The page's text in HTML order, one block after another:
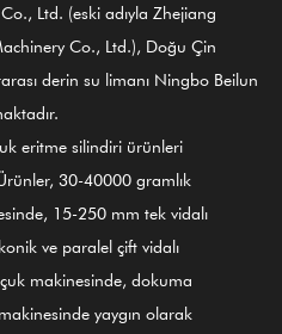
Ltd. (eski adıyla Zhejiang
Co., Ltd.), Doğu Çin
derin su limanı Ningbo Beilun
eritme silindiri ürünleri
30-40000 gramlık
15-250 mm tek vidalı
ve paralel çift vidalı
makinesinde, dokuma
yaygın olarak